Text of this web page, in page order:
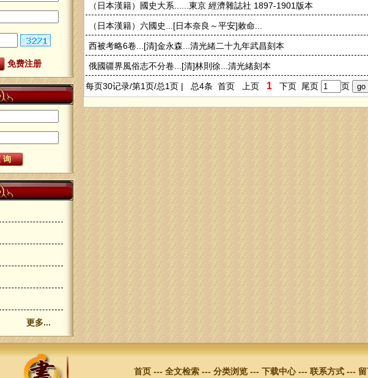
免费注册
更多...
（日本漢籍）國史大系......東京 經濟雜誌社 1897-1901版本
（日本漢籍）六國史...[日本奈良～平安]敕命...
西被考略6卷...[清]金永森...清光緒二十九年武昌刻本
俄國疆界風俗志不分卷...[清]林則徐...清光緒刻本
每页30记录/第1页/总1页 | 总4条 首页 上页 1 下页 尾页 页
首页 --- 全文检索 --- 分类浏览 --- 下载中心--- 联系方式 ---